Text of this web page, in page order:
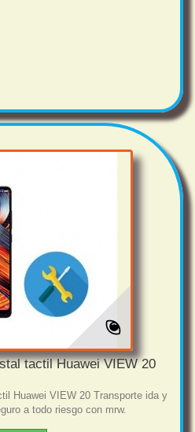
tactil Huawei VIEW 20
Huawei VIEW 20 Transporte ida y
a todo riesgo con mrw.